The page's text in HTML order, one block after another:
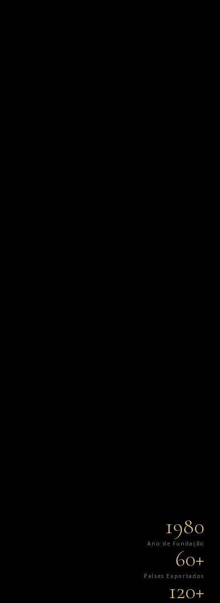
1980
Ano de Fundação
60+
Países Exportados
120+